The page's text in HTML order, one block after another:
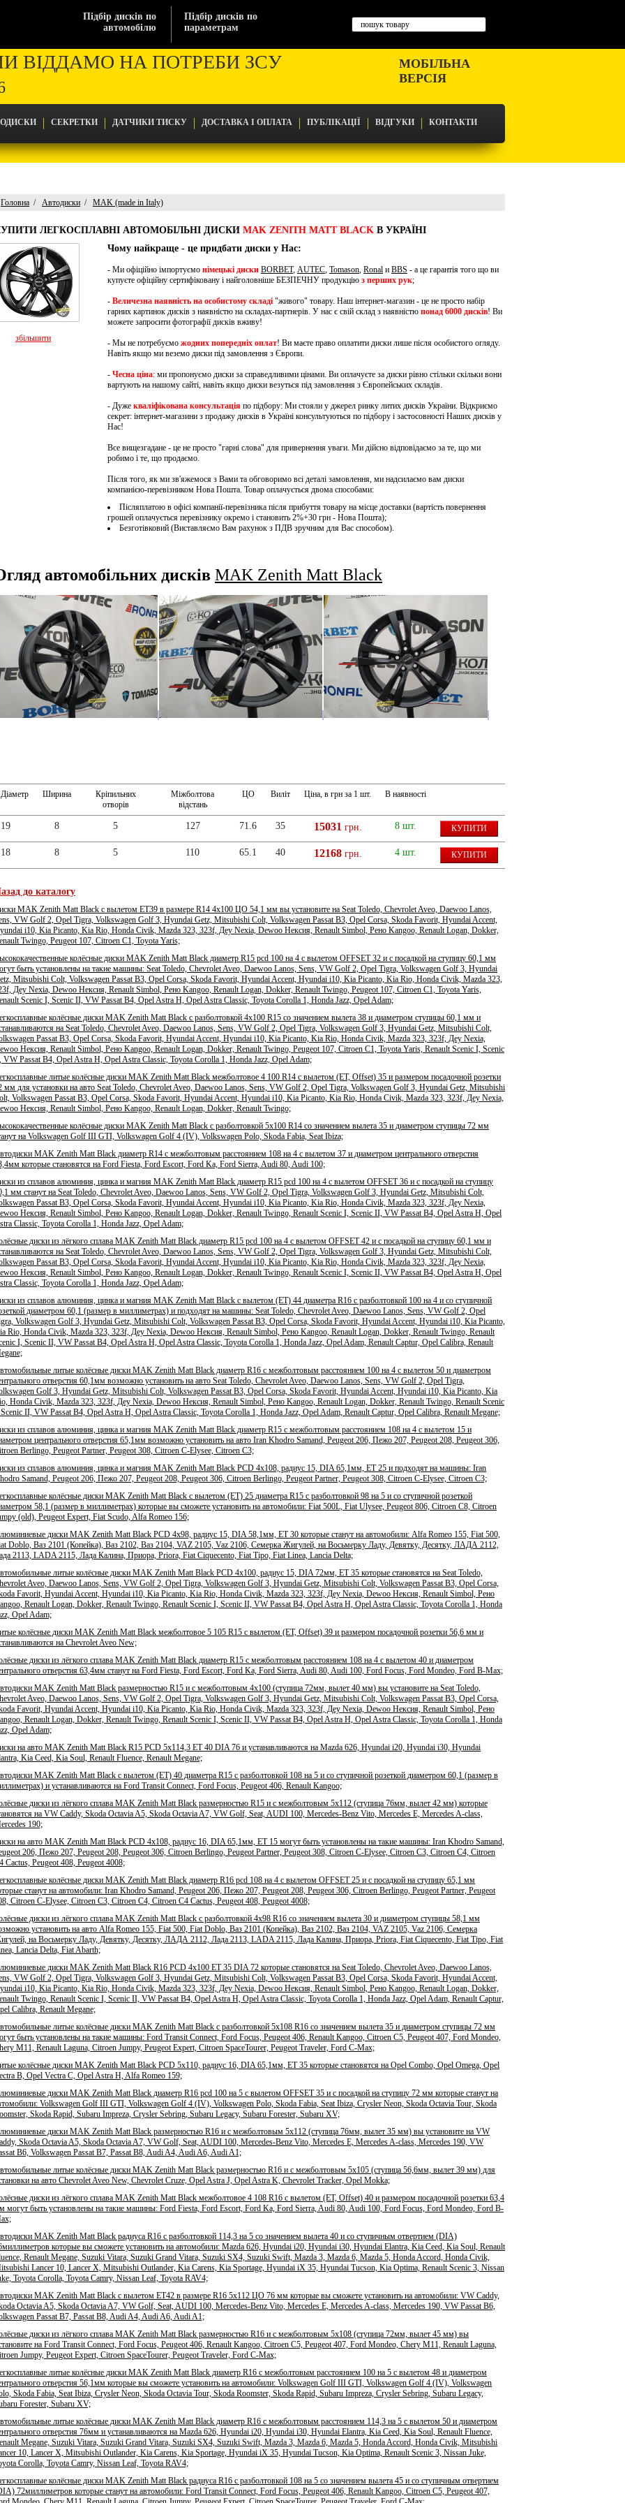
Підбір дисків по
автомобілю
Підбір дисків по
параметрам
МОБІЛЬНА
ВЕРСІЯ
ВІДДАМО НА ПОТРЕБИ ЗСУ
СЕКРЕТКИ ДАТЧИКИ ТИСКУ ДОСТАВКА І ОПЛАТА ПУБЛІКАЦІЇ ВІДГУКИ КОНТАКТИ
Головна Автодиски MAK (made in Italy)
Автодиски
MAK (made in Italy)
MAK Zenith Matt Black
ЛЕГКОСПЛАВНІ АВТОМОБІЛЬНІ ДИСКИ MAK ZENITH MATT BLACK В УКРАЇНІ
збільшити
Чому найкраще - це придбати диски у Нас:
- Ми офіційно імпортуємо німецькі диски BORBET, AUTEC, Tomason, Ronal и BBS - а це гарантія того що ви
купуєте офіційну сертифіковану і найголовніше БЕЗПЕЧНУ продукцію з перших рук;
- Величезна наявність на особистому складі "живого" товару. Наш інтернет-магазин - це не просто набір
гарних картинок дисків з наявністю на складах-партнерів. У нас є свій склад з наявністю понад 6000 дисків! Ви
можете запросити фотографії дисків вживу!
- Мы не потребуємо жодних попередніх оплат! Ви маєте право оплатити диски лише після особистого огляду.
Навіть якщо ми веземо диски під замовлення з Європи.
- Чесна ціна: ми пропонуємо диски за справедливими цінами. Ви оплачуєте за диски рівно стільки скільки вони
вартують на нашому сайті, навіть якщо диски везуться під замовлення з Європейських складів.
- Дуже кваліфікована консультація по підбору: Ми стояли у джерел ринку литих дисків України. Відкриємо
секрет: інтернет-магазини з продажу дисків в Україні консультуються по підбору і застосовності Наших дисків у
Нас!
Все вищезгадане - це не просто "гарні слова" для привернення уваги. Ми дійсно відповідаємо за те, що ми
робимо і те, що продаємо.
Після того, як ми зв'яжемося з Вами та обговоримо всі деталі замовлення, ми надсилаємо вам диски
компанією-перевізником Нова Пошта. Товар оплачується двома способами:
Післяплатою в офісі компанії-перевізника після прибуття товару на місце доставки (вартість повернення
грошей оплачується перевізнику окремо і становить 2%+30 грн - Нова Пошта);
Безготівковий (Виставляємо Вам рахунок з ПДВ зручним для Вас способом).
автомобільних дисків MAK Zenith Matt Black
Діаметр Ширина
Кріпильних
отворів
Міжболтова
відстань
ЦО Виліт Ціна, в грн за 1 шт. В наявності
19 8 5 127 71.6 35 15031 грн. 8 шт. КУПИТИ
18 8 5 110 65.1 40 12168грн. 4 шт. КУПИТИ
до каталогу
MAK Zenith Matt Black с вылетом ЕТ39 в размере R14 4x100 ЦО 54,1 мм вы установите на Seat Toledo, Chevrolet Aveo, Daewoo Lanos,
VW Golf 2, Opel Tigra, Volkswagen Golf 3, Hyundai Getz, Mitsubishi Colt, Volkswagen Passat B3, Opel Corsa, Skoda Favorit, Hyundai Accent,
i10, Kia Picanto, Kia Rio, Honda Civik, Mazda 323, 323f, Деу Nexia, Dewoo Нексия, Renault Simbol, Рено Kangoo, Renault Logan, Dokker,
Twingo, Peugeot 107, Citroen C1, Toyota Yaris;
колёсные диски MAK Zenith Matt Black диаметр R15 pcd 100 на 4 с вылетом OFFSET 32 и с посадкой на ступицу 60,1 мм
быть установлены на такие машины: Seat Toledo, Chevrolet Aveo, Daewoo Lanos, Sens, VW Golf 2, Opel Tigra, Volkswagen Golf 3, Hyundai
Mitsubishi Colt, Volkswagen Passat B3, Opel Corsa, Skoda Favorit, Hyundai Accent, Hyundai i10, Kia Picanto, Kia Rio, Honda Civik, Mazda 323,
Деу Nexia, Dewoo Нексия, Renault Simbol, Рено Kangoo, Renault Logan, Dokker, Renault Twingo, Peugeot 107, Citroen C1, Toyota Yaris,
Scenic I, Scenic II, VW Passat B4, Opel Astra H, Opel Astra Classic, Toyota Corolla 1, Honda Jazz, Opel Adam;
колёсные диски MAK Zenith Matt Black с разболтовкой 4x100 R15 со значением вылета 38 и диаметром ступицы 60,1 мм и
на Seat Toledo, Chevrolet Aveo, Daewoo Lanos, Sens, VW Golf 2, Opel Tigra, Volkswagen Golf 3, Hyundai Getz, Mitsubishi Colt,
Passat B3, Opel Corsa, Skoda Favorit, Hyundai Accent, Hyundai i10, Kia Picanto, Kia Rio, Honda Civik, Mazda 323, 323f, Деу Nexia,
Нексия, Renault Simbol, Рено Kangoo, Renault Logan, Dokker, Renault Twingo, Peugeot 107, Citroen C1, Toyota Yaris, Renault Scenic I, Scenic
VW Passat B4, Opel Astra H, Opel Astra Classic, Toyota Corolla 1, Honda Jazz, Opel Adam;
литые колёсные диски MAK Zenith Matt Black межболтовое 4 100 R14 с вылетом (ET, Offset) 35 и размером посадочной розетки
мм для установки на авто Seat Toledo, Chevrolet Aveo, Daewoo Lanos, Sens, VW Golf 2, Opel Tigra, Volkswagen Golf 3, Hyundai Getz, Mitsubishi
Volkswagen Passat B3, Opel Corsa, Skoda Favorit, Hyundai Accent, Hyundai i10, Kia Picanto, Kia Rio, Honda Civik, Mazda 323, 323f, Деу Nexia,
Нексия, Renault Simbol, Рено Kangoo, Renault Logan, Dokker, Renault Twingo;
колёсные диски MAK Zenith Matt Black с разболтовкой 5x100 R14 со значением вылета 35 и диаметром ступицы 72 мм
на Volkswagen Golf III GTI, Volkswagen Golf 4 (IV), Volkswagen Polo, Skoda Fabia, Seat Ibiza;
MAK Zenith Matt Black диаметр R14 с межболтовым расстоянием 108 на 4 с вылетом 37 и диаметром центрального отверстия
которые становятся на Ford Fiesta, Ford Escort, Ford Ka, Ford Sierra, Audi 80, Audi 100;
из сплавов алюминия, цинка и магния MAK Zenith Matt Black диаметр R15 pcd 100 на 4 с вылетом OFFSET 36 и с посадкой на ступицу
мм станут на Seat Toledo, Chevrolet Aveo, Daewoo Lanos, Sens, VW Golf 2, Opel Tigra, Volkswagen Golf 3, Hyundai Getz, Mitsubishi Colt,
Passat B3, Opel Corsa, Skoda Favorit, Hyundai Accent, Hyundai i10, Kia Picanto, Kia Rio, Honda Civik, Mazda 323, 323f, Деу Nexia,
Нексия, Renault Simbol, Рено Kangoo, Renault Logan, Dokker, Renault Twingo, Renault Scenic I, Scenic II, VW Passat B4, Opel Astra H, Opel
Classic, Toyota Corolla 1, Honda Jazz, Opel Adam;
диски из лёгкого сплава MAK Zenith Matt Black диаметр R15 pcd 100 на 4 с вылетом OFFSET 42 и с посадкой на ступицу 60,1 мм и
на Seat Toledo, Chevrolet Aveo, Daewoo Lanos, Sens, VW Golf 2, Opel Tigra, Volkswagen Golf 3, Hyundai Getz, Mitsubishi Colt,
Passat B3, Opel Corsa, Skoda Favorit, Hyundai Accent, Hyundai i10, Kia Picanto, Kia Rio, Honda Civik, Mazda 323, 323f, Деу Nexia,
Нексия, Renault Simbol, Рено Kangoo, Renault Logan, Dokker, Renault Twingo, Renault Scenic I, Scenic II, VW Passat B4, Opel Astra H, Opel
Classic, Toyota Corolla 1, Honda Jazz, Opel Adam;
из сплавов алюминия, цинка и магния MAK Zenith Matt Black с вылетом (ET) 44 диаметра R16 с разболтовкой 100 на 4 и со ступичной
диаметром 60,1 (размер в миллиметрах) и подходят на машины: Seat Toledo, Chevrolet Aveo, Daewoo Lanos, Sens, VW Golf 2, Opel
Volkswagen Golf 3, Hyundai Getz, Mitsubishi Colt, Volkswagen Passat B3, Opel Corsa, Skoda Favorit, Hyundai Accent, Hyundai i10, Kia Picanto,
Rio, Honda Civik, Mazda 323, 323f, Деу Nexia, Dewoo Нексия, Renault Simbol, Рено Kangoo, Renault Logan, Dokker, Renault Twingo, Renault
I, Scenic II, VW Passat B4, Opel Astra H, Opel Astra Classic, Toyota Corolla 1, Honda Jazz, Opel Adam, Renault Captur, Opel Calibra, Renault
литые колёсные диски MAK Zenith Matt Black диаметр R16 с межболтовым расстоянием 100 на 4 с вылетом 50 и диаметром
отверстия 60,1мм возможно установить на авто Seat Toledo, Chevrolet Aveo, Daewoo Lanos, Sens, VW Golf 2, Opel Tigra,
Golf 3, Hyundai Getz, Mitsubishi Colt, Volkswagen Passat B3, Opel Corsa, Skoda Favorit, Hyundai Accent, Hyundai i10, Kia Picanto, Kia
Honda Civik, Mazda 323, 323f, Деу Nexia, Dewoo Нексия, Renault Simbol, Рено Kangoo, Renault Logan, Dokker, Renault Twingo, Renault Scenic
II, VW Passat B4, Opel Astra H, Opel Astra Classic, Toyota Corolla 1, Honda Jazz, Opel Adam, Renault Captur, Opel Calibra, Renault Megane;
из сплавов алюминия, цинка и магния MAK Zenith Matt Black диаметр R15 с межболтовым расстоянием 108 на 4 с вылетом 15 и
центрального отверстия 65,1мм возможно установить на авто Iran Khodro Samand, Peugeot 206, Пежо 207, Peugeot 208, Peugeot 306,
Berlingo, Peugeot Partner, Peugeot 308, Citroen C-Elysee, Citroen C3;
из сплавов алюминия, цинка и магния MAK Zenith Matt Black PCD 4x108, радиус 15, DIA 65,1мм, ET 25 и подходят на машины: Iran
Samand, Peugeot 206, Пежо 207, Peugeot 208, Peugeot 306, Citroen Berlingo, Peugeot Partner, Peugeot 308, Citroen C-Elysee, Citroen C3;
колёсные диски MAK Zenith Matt Black с вылетом (ET) 25 диаметра R15 с разболтовкой 98 на 5 и со ступичной розеткой
58,1 (размер в миллиметрах) которые вы сможете установить на автомобили: Fiat 500L, Fiat Ulysee, Peugeot 806, Citroen C8, Citroen
(old), Peugeot Expert, Fiat Scudo, Alfa Romeo 156;
диски MAK Zenith Matt Black PCD 4x98, радиус 15, DIA 58,1мм, ET 30 которые станут на автомобили: Alfa Romeo 155, Fiat 500,
Doblo, Ваз 2101 (Копейка), Ваз 2102, Ваз 2104, VAZ 2105, Vaz 2106, Семерка Жигулей, на Восьмерку Ладу, Девятку, Десятку, ЛАДА 2112,
2113, LADA 2115, Лада Калина, Приора, Priora, Fiat Ciquecento, Fiat Tipo, Fiat Linea, Lancia Delta;
литые колёсные диски MAK Zenith Matt Black PCD 4x100, радиус 15, DIA 72мм, ET 35 которые становятся на Seat Toledo,
Aveo, Daewoo Lanos, Sens, VW Golf 2, Opel Tigra, Volkswagen Golf 3, Hyundai Getz, Mitsubishi Colt, Volkswagen Passat B3, Opel Corsa,
Favorit, Hyundai Accent, Hyundai i10, Kia Picanto, Kia Rio, Honda Civik, Mazda 323, 323f, Деу Nexia, Dewoo Нексия, Renault Simbol, Рено
Renault Logan, Dokker, Renault Twingo, Renault Scenic I, Scenic II, VW Passat B4, Opel Astra H, Opel Astra Classic, Toyota Corolla 1, Honda
Opel Adam;
колёсные диски MAK Zenith Matt Black межболтовое 5 105 R15 с вылетом (ET, Offset) 39 и размером посадочной розетки 56,6 мм и
на Chevrolet Aveo New;
диски из лёгкого сплава MAK Zenith Matt Black диаметр R15 с межболтовым расстоянием 108 на 4 с вылетом 40 и диаметром
отверстия 63,4мм станут на Ford Fiesta, Ford Escort, Ford Ka, Ford Sierra, Audi 80, Audi 100, Ford Focus, Ford Mondeo, Ford B-Max;
MAK Zenith Matt Black размерностью R15 и с межболтовым 4x100 (ступица 72мм, вылет 40 мм) вы установите на Seat Toledo,
Aveo, Daewoo Lanos, Sens, VW Golf 2, Opel Tigra, Volkswagen Golf 3, Hyundai Getz, Mitsubishi Colt, Volkswagen Passat B3, Opel Corsa,
Favorit, Hyundai Accent, Hyundai i10, Kia Picanto, Kia Rio, Honda Civik, Mazda 323, 323f, Деу Nexia, Dewoo Нексия, Renault Simbol, Рено
Renault Logan, Dokker, Renault Twingo, Renault Scenic I, Scenic II, VW Passat B4, Opel Astra H, Opel Astra Classic, Toyota Corolla 1, Honda
Opel Adam;
на авто MAK Zenith Matt Black R15 PCD 5x114,3 ET 40 DIA 76 и устанавливаются на Mazda 626, Hyundai i20, Hyundai i30, Hyundai
Kia Ceed, Kia Soul, Renault Fluence, Renault Megane;
MAK Zenith Matt Black с вылетом (ET) 40 диаметра R15 с разболтовкой 108 на 5 и со ступичной розеткой диаметром 60,1 (размер в
и устанавливаются на Ford Transit Connect, Ford Focus, Peugeot 406, Renault Kangoo;
диски из лёгкого сплава MAK Zenith Matt Black размерностью R15 и с межболтовым 5x112 (ступица 76мм, вылет 42 мм) которые
на VW Caddy, Skoda Octavia A5, Skoda Octavia A7, VW Golf, Seat, AUDI 100, Mercedes-Benz Vito, Mercedes E, Mercedes A-class,
190;
на авто MAK Zenith Matt Black PCD 4x108, радиус 16, DIA 65,1мм, ET 15 могут быть установлены на такие машины: Iran Khodro Samand,
206, Пежо 207, Peugeot 208, Peugeot 306, Citroen Berlingo, Peugeot Partner, Peugeot 308, Citroen C-Elysee, Citroen C3, Citroen C4, Citroen
Cactus, Peugeot 408, Peugeot 4008;
колёсные диски MAK Zenith Matt Black диаметр R16 pcd 108 на 4 с вылетом OFFSET 25 и с посадкой на ступицу 65,1 мм
станут на автомобили: Iran Khodro Samand, Peugeot 206, Пежо 207, Peugeot 208, Peugeot 306, Citroen Berlingo, Peugeot Partner, Peugeot
Citroen C-Elysee, Citroen C3, Citroen C4, Citroen C4 Cactus, Peugeot 408, Peugeot 4008;
диски из лёгкого сплава MAK Zenith Matt Black с разболтовкой 4x98 R16 со значением вылета 30 и диаметром ступицы 58,1 мм
установить на авто Alfa Romeo 155, Fiat 500, Fiat Doblo, Ваз 2101 (Копейка), Ваз 2102, Ваз 2104, VAZ 2105, Vaz 2106, Семерка
на Восьмерку Ладу, Девятку, Десятку, ЛАДА 2112, Лада 2113, LADA 2115, Лада Калина, Приора, Priora, Fiat Ciquecento, Fiat Tipo, Fiat
Lancia Delta, Fiat Abarth;
диски MAK Zenith Matt Black R16 PCD 4x100 ET 35 DIA 72 которые становятся на Seat Toledo, Chevrolet Aveo, Daewoo Lanos,
VW Golf 2, Opel Tigra, Volkswagen Golf 3, Hyundai Getz, Mitsubishi Colt, Volkswagen Passat B3, Opel Corsa, Skoda Favorit, Hyundai Accent,
i10, Kia Picanto, Kia Rio, Honda Civik, Mazda 323, 323f, Деу Nexia, Dewoo Нексия, Renault Simbol, Рено Kangoo, Renault Logan, Dokker,
Twingo, Renault Scenic I, Scenic II, VW Passat B4, Opel Astra H, Opel Astra Classic, Toyota Corolla 1, Honda Jazz, Opel Adam, Renault Captur,
Calibra, Renault Megane;
литые колёсные диски MAK Zenith Matt Black с разболтовкой 5x108 R16 со значением вылета 35 и диаметром ступицы 72 мм
быть установлены на такие машины: Ford Transit Connect, Ford Focus, Peugeot 406, Renault Kangoo, Citroen C5, Peugeot 407, Ford Mondeo,
M11, Renault Laguna, Citroen Jumpy, Peugeot Expert, Citroen SpaceTourer, Peugeot Traveler, Ford C-Max;
колёсные диски MAK Zenith Matt Black PCD 5x110, радиус 16, DIA 65,1мм, ET 35 которые становятся на Opel Combo, Opel Omega, Opel
B, Opel Vectra C, Opel Astra H, Alfa Romeo 159;
диски MAK Zenith Matt Black диаметр R16 pcd 100 на 5 с вылетом OFFSET 35 и с посадкой на ступицу 72 мм которые станут на
Volkswagen Golf III GTI, Volkswagen Golf 4 (IV), Volkswagen Polo, Skoda Fabia, Seat Ibiza, Crysler Neon, Skoda Octavia Tour, Skoda
Skoda Rapid, Subaru Impreza, Crysler Sebring, Subaru Legacy, Subaru Forester, Subaru XV;
диски MAK Zenith Matt Black размерностью R16 и с межболтовым 5x112 (ступица 76мм, вылет 35 мм) вы установите на VW
Skoda Octavia A5, Skoda Octavia A7, VW Golf, Seat, AUDI 100, Mercedes-Benz Vito, Mercedes E, Mercedes A-class, Mercedes 190, VW
B6, Volkswagen Passat B7, Passat B8, Audi A4, Audi A6, Audi A1;
литые колёсные диски MAK Zenith Matt Black размерностью R16 и с межболтовым 5x105 (ступица 56,6мм, вылет 39 мм) для
на авто Chevrolet Aveo New, Chevrolet Cruze, Opel Astra J, Opel Astra K, Chevrolet Tracker, Opel Mokka;
диски из лёгкого сплава MAK Zenith Matt Black межболтовое 4 108 R16 с вылетом (ET, Offset) 40 и размером посадочной розетки 63,4
могут быть установлены на такие машины: Ford Fiesta, Ford Escort, Ford Ka, Ford Sierra, Audi 80, Audi 100, Ford Focus, Ford Mondeo, Ford B-
MAK Zenith Matt Black радиуса R16 с разболтовкой 114,3 на 5 со значением вылета 40 и со ступичным отвертием (DIA)
которые вы сможете установить на автомобили: Mazda 626, Hyundai i20, Hyundai i30, Hyundai Elantra, Kia Ceed, Kia Soul, Renault
Renault Megane, Suzuki Vitara, Suzuki Grand Vitara, Suzuki SX4, Suzuki Swift, Mazda 3, Mazda 6, Mazda 5, Honda Accord, Honda Civik,
Lancer 10, Lancer X, Mitsubishi Outlander, Kia Carens, Kia Sportage, Hyundai iX 35, Hyundai Tucson, Kia Optima, Renault Scenic 3, Nissan
Toyota Corolla, Toyota Camry, Nissan Leaf, Toyota RAV4;
MAK Zenith Matt Black с вылетом ЕТ42 в размере R16 5x112 ЦО 76 мм которые вы сможете установить на автомобили: VW Caddy,
Octavia A5, Skoda Octavia A7, VW Golf, Seat, AUDI 100, Mercedes-Benz Vito, Mercedes E, Mercedes A-class, Mercedes 190, VW Passat B6,
Passat B7, Passat B8, Audi A4, Audi A6, Audi A1;
диски из лёгкого сплава MAK Zenith Matt Black размерностью R16 и с межболтовым 5x108 (ступица 72мм, вылет 45 мм) вы
на Ford Transit Connect, Ford Focus, Peugeot 406, Renault Kangoo, Citroen C5, Peugeot 407, Ford Mondeo, Chery M11, Renault Laguna,
Jumpy, Peugeot Expert, Citroen SpaceTourer, Peugeot Traveler, Ford C-Max;
литые колёсные диски MAK Zenith Matt Black диаметр R16 с межболтовым расстоянием 100 на 5 с вылетом 48 и диаметром
отверстия 56,1мм которые вы сможете установить на автомобили: Volkswagen Golf III GTI, Volkswagen Golf 4 (IV), Volkswagen
Skoda Fabia, Seat Ibiza, Crysler Neon, Skoda Octavia Tour, Skoda Roomster, Skoda Rapid, Subaru Impreza, Crysler Sebring, Subaru Legacy,
Forester, Subaru XV;
литые колёсные диски MAK Zenith Matt Black диаметр R16 с межболтовым расстоянием 114,3 на 5 с вылетом 50 и диаметром
отверстия 76мм и устанавливаются на Mazda 626, Hyundai i20, Hyundai i30, Hyundai Elantra, Kia Ceed, Kia Soul, Renault Fluence,
Megane, Suzuki Vitara, Suzuki Grand Vitara, Suzuki SX4, Suzuki Swift, Mazda 3, Mazda 6, Mazda 5, Honda Accord, Honda Civik, Mitsubishi
10, Lancer X, Mitsubishi Outlander, Kia Carens, Kia Sportage, Hyundai iX 35, Hyundai Tucson, Kia Optima, Renault Scenic 3, Nissan Juke,
Corolla, Toyota Camry, Nissan Leaf, Toyota RAV4;
колёсные диски MAK Zenith Matt Black радиуса R16 с разболтовкой 108 на 5 со значением вылета 45 и со ступичным отвертием
72миллиметров которые станут на автомобили: Ford Transit Connect, Ford Focus, Peugeot 406, Renault Kangoo, Citroen C5, Peugeot 407,